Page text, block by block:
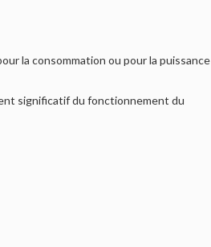
la consommation ou pour la puissance
significatif du fonctionnement du